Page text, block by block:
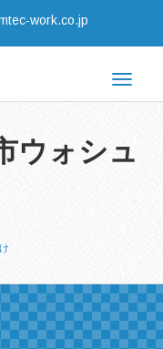
work.co.jp
Toggle
ウォシュ